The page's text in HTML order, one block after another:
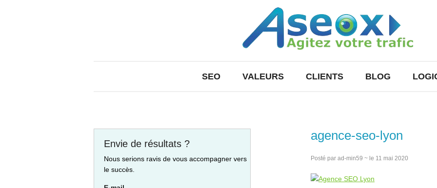
SEO VALEURS CLIENTS BLOG
agence-seo-lyon
Posté par ad-min59 ~ le 11 mai 2020
Envie de résultats ?
Nous serions ravis de vous accompagner vers
le succès.